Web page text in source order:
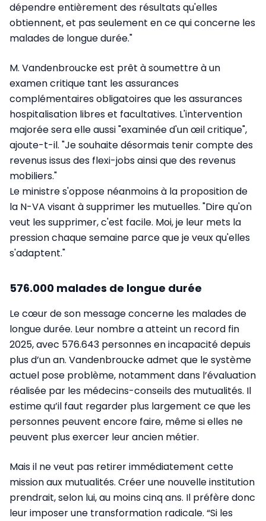
dépendre entièrement des résultats qu'elles
obtiennent, et pas seulement en ce qui concerne les
malades de longue durée."
M. Vandenbroucke est prêt à soumettre à un
examen critique tant les assurances
complémentaires obligatoires que les assurances
hospitalisation libres et facultatives. L'intervention
majorée sera elle aussi "examinée d'un œil critique",
ajoute-t-il. "Je souhaite désormais tenir compte des
revenus issus des flexi-jobs ainsi que des revenus
mobiliers."
Le ministre s'oppose néanmoins à la proposition de
la N-VA visant à supprimer les mutuelles. "Dire qu'on
veut les supprimer, c'est facile. Moi, je leur mets la
pression chaque semaine parce que je veux qu'elles
s'adaptent."
576.000 malades de longue durée
Le cœur de son message concerne les malades de
longue durée. Leur nombre a atteint un record fin
2025, avec 576.643 personnes en incapacité depuis
plus d’un an. Vandenbroucke admet que le système
actuel pose problème, notamment dans l’évaluation
réalisée par les médecins-conseils des mutualités. Il
estime qu’il faut regarder plus largement ce que les
personnes peuvent encore faire, même si elles ne
peuvent plus exercer leur ancien métier.
Mais il ne veut pas retirer immédiatement cette
mission aux mutualités. Créer une nouvelle institution
prendrait, selon lui, au moins cinq ans. Il préfère donc
leur imposer une transformation radicale. “Si les